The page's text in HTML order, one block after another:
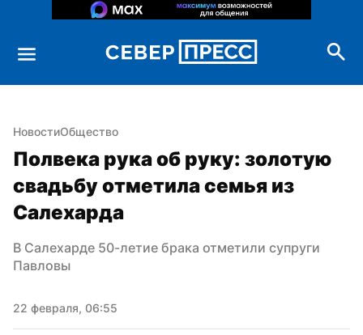
НовостиОбщество
Полвека рука об руку: золотую
свадьбу отметила семья из
Салехарда
В Салехарде 50-летие брака отметили супруги
Павловы
22 февраля, 06:55